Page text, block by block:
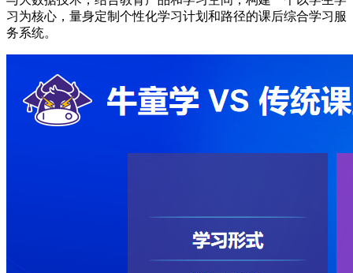
习为核心，量身定制个性化学习计划和路径的课后综合学习服
务系统。